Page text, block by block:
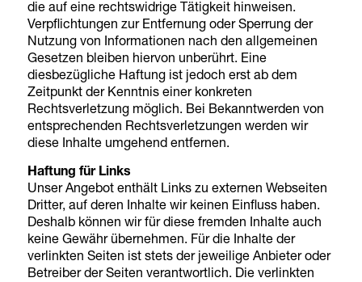
die auf eine rechtswidrige Tätigkeit hinweisen.
Verpflichtungen zur Entfernung oder Sperrung der
Nutzung von Informationen nach den allgemeinen
Gesetzen bleiben hiervon unberührt. Eine
diesbezügliche Haftung ist jedoch erst ab dem
Zeitpunkt der Kenntnis einer konkreten
Rechtsverletzung möglich. Bei Bekanntwerden von
entsprechenden Rechtsverletzungen werden wir
diese Inhalte umgehend entfernen.
Haftung für Links
Unser Angebot enthält Links zu externen Webseiten
Dritter, auf deren Inhalte wir keinen Einfluss haben.
Deshalb können wir für diese fremden Inhalte auch
keine Gewähr übernehmen. Für die Inhalte der
verlinkten Seiten ist stets der jeweilige Anbieter oder
Betreiber der Seiten verantwortlich. Die verlinkten